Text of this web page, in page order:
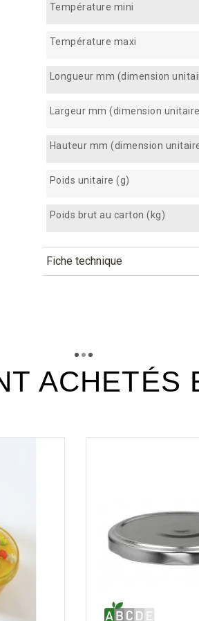
Température mini
Température maxi
Longueur mm (dimension
Largeur mm (dimension
Hauteur mm (dimension
Poids unitaire (g)
Poids brut au carton (kg)
Fiche technique
ACHETÉS